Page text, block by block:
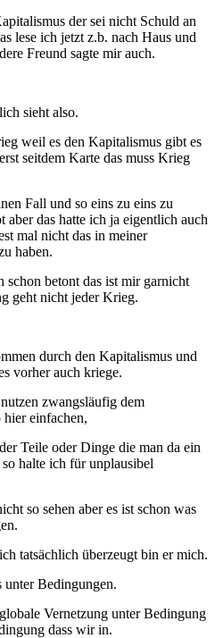
der sei nicht Schuld an
lese ich jetzt z.b. nach Haus und
Freund sagte mir auch.
sieht also.
weil es den Kapitalismus gibt es
seitdem Karte das muss Krieg
Fall und so eins zu eins zu
aber das hatte ich ja eigentlich auch
mal nicht das in meiner
haben.
schon betont das ist mir garnicht
geht nicht jeder Krieg.
durch den Kapitalismus und
vorher auch kriege.
zwangsläufig dem
einfachen,
Teile oder Dinge die man da ein
halte ich für unplausibel
so sehen aber es ist schon was
tatsächlich überzeugt bin er mich.
unter Bedingungen.
Vernetzung unter Bedingung
dass wir in.